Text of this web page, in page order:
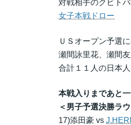
対戦相手のクビト
女子本戦ドロー
ＵＳオープン予選
瀬間詠里花、瀬間
合計１１人の日本
本戦入りまであと一
＜男子予選決勝ラ
17)添田豪 vs